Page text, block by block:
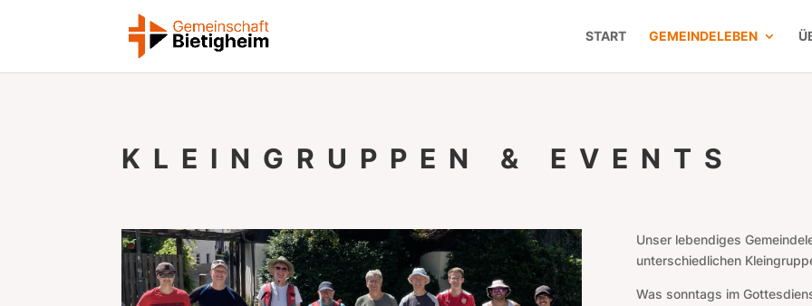
START GEMEINDELEBEN
KLEINGRUPPEN & EVENTS
Unser lebendiges
unterschiedlichen
Was sonntags im